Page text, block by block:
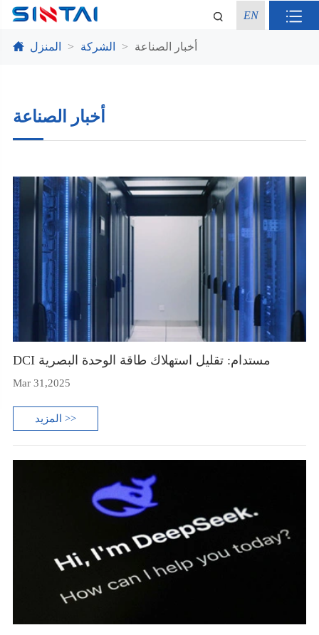
EN
المنزل الشركة أخبار الصناعة
أخبار الصناعة
DCI مستدام: تقليل استهلاك طاقة الوحدة البصرية
Mar 31,2025
المزيد >>